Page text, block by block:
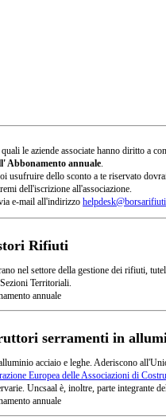
le aziende associate hanno diritto a
Abbonamento annuale.
usufruire dello sconto a te riservato
dell'iscrizione all'associazione.
e-mail all'indirizzo
Rifiuti
nel settore della gestione dei rifiuti,
Territoriali.
annuale
serramenti in
acciaio e leghe. Aderiscono
Europea delle Associazioni di
Uncsaal è, inoltre, parte integrante
annuale